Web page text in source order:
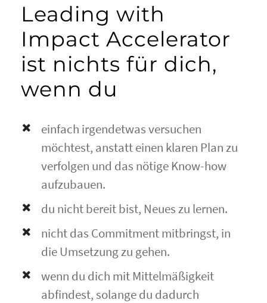
Leading with
Impact Accelerator
ist nichts für dich,
wenn du
einfach irgendetwas versuchen
möchtest, anstatt einen klaren Plan zu
verfolgen und das nötige Know-how
aufzubauen.
du nicht bereit bist, Neues zu lernen.
nicht das Commitment mitbringst, in
die Umsetzung zu gehen.
wenn du dich mit Mittelmäßigkeit
abfindest, solange du dadurch